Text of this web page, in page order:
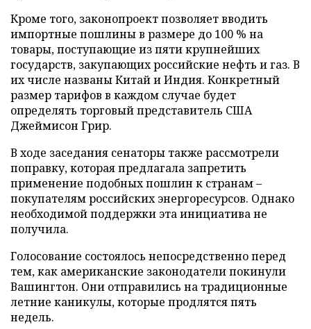
Кроме того, законопроект позволяет вводить
импортные пошлины в размере до 100 % на
товары, поступающие из пяти крупнейших
государств, закупающих российские нефть и газ. В
их числе названы Китай и Индия. Конкретный
размер тарифов в каждом случае будет
определять торговый представитель США
Джеймисон Грир.
В ходе заседания сенаторы также рассмотрели
поправку, которая предлагала запретить
применение подобных пошлин к странам –
покупателям российских энергоресурсов. Однако
необходимой поддержки эта инициатива не
получила.
Голосование состоялось непосредственно перед
тем, как американские законодатели покинули
Вашингтон. Они отправились на традиционные
летние каникулы, которые продлятся пять
недель.